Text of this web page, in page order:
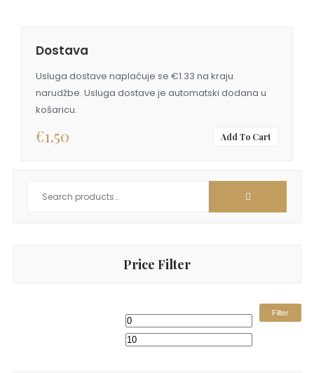
Dostava
Usluga dostave naplaćuje se €1.33 na kraju
narudžbe. Usluga dostave je automatski dodana u
košaricu.
1.50
€ Add To Cart
Price Filter
Filter